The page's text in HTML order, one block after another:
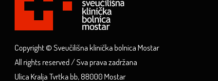
Copyright © Sveučilišna klinička bolnica Mostar
All rights reserved / Sva prava zadržana
Ulica Kralja Tvrtka bb, 88000 Mostar